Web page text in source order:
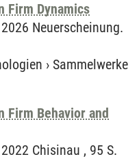
Firm Dynamics
Neuerscheinung.
› Sammelwerke
Firm Behavior and
Chisinau , 95 S.